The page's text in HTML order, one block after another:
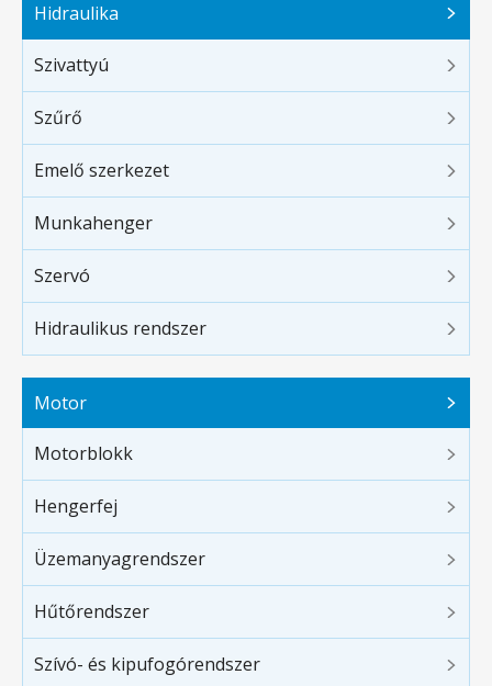
Hidraulika
Szivattyú
Szűrő
Emelő szerkezet
Munkahenger
Szervó
Hidraulikus rendszer
Motor
Motorblokk
Hengerfej
Üzemanyagrendszer
Hűtőrendszer
Szívó- és kipufogórendszer